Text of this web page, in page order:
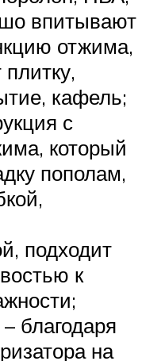
впитывают
отжима,
кафель;
с
который
пополам,
подходит
к
благодаря
на